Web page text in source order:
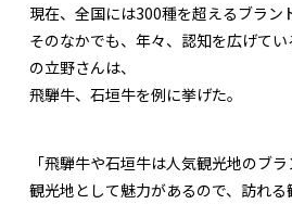
現在、全国には300種を超えるブラン
そのなかでも、年々、認知を広げて
の立野さんは、
飛騨牛、石垣牛を例に挙げた。
「飛騨牛や石垣牛は人気観光地のブラ
観光地として魅力があるので、訪れる